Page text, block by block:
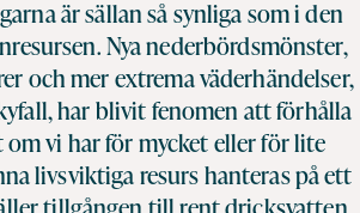
är sällan så synliga som i den
Nya nederbördsmönster,
och mer extrema väderhändelser,
har blivit fenomen att förhålla
om vi har för mycket eller för lite
livsviktiga resurs hanteras på ett